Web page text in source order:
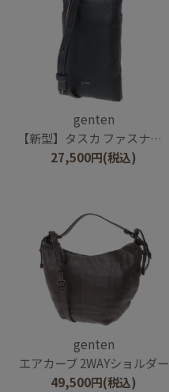
genten
【新型】タスカ ファスナー付きスマホショルダー
27,500円(税込)
genten
エアカーブ 2WAYショルダー
49,500円(税込)